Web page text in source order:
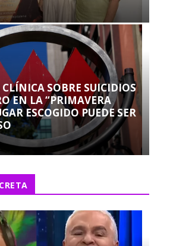
CLÍNICA SOBRE SUICIDIOS
EN LA “PRIMAVERA
ESCOGIDO PUEDE SER